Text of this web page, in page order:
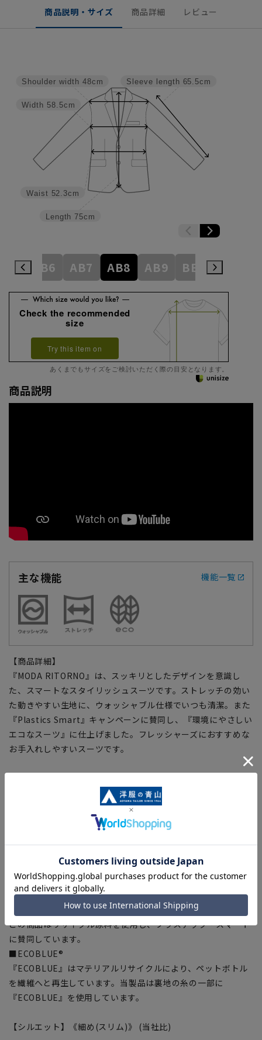
商品説明・サイズ 商品詳細 レビュー
Sleeve length 65.5cm
Length 75cm
Waist 52.3cm
Width 58.5cm
Shoulder width 48cm
AB6 AB7 AB8 AB9 BE3 BE4
Check the recommended
size
Try this item on
あくまでもサイズをご検討いただく際の目安となります。
商品説明
主な機能 機能一覧
【商品詳細】
『MODA RITORNO』は、スッキリとしたデザインを意識し
た、スマートなスタイリッシュスーツです。ストレッチの効い
た動きやすい生地に、ウォッシャブル仕様でいつも清潔。また
『Plastics Smart』キャンペーンに賛同し、『環境にやさしい
エコなスーツ』に仕上げました。フレッシャーズにおすすめな
お手入れしやすいスーツです。
家庭で洗濯機による洗濯が可能、洗濯ネットに入れて洗ってい
ただけます。さらにハンガーにかけてシャワーで汚れを洗い流
身体の動きを阻害しない抜群の着心地。
■折り目スッキリ
生地特性により綺麗なプリーツラインをキープ。
■Plastics Smart
この商品はリサイクル原料を使用し、プラスチック・スマート
に賛同しています。
■ECOBLUE®
『ECOBLUE』はマテリアルリサイクルにより、ペットボトル
を繊維へと再生しています。当製品は裏地の糸の一部に
『ECOBLUE』を使用しています。
【シルエット】《細め(スリム)》 (当社比)